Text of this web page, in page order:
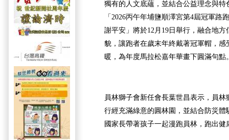
獨有的人文底蘊，並結合公益理念與特
「2026丙午年埔鹽順澤宮第4屆冠軍路
謝平安」將於12月19日舉行，融合地
貌，讓跑者在歲末年終戴著冠軍帽，
暖，為年度馬拉松嘉年華畫下圓滿句
員林獅子會新任會長葉世昌表示，員
行經充滿綠意的圓林園，並結合防災
國家長帶著孩子一起漫跑員林，跑出